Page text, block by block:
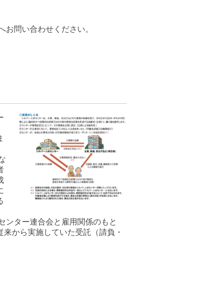
お問い合わせください。
ター連合会と雇用関係のもと
から実施していた受託（請負・